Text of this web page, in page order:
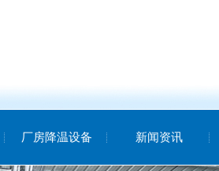
厂房降温设备 新闻资讯